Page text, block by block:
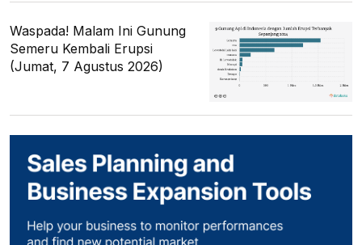
Waspada! Malam Ini Gunung
Semeru Kembali Erupsi
(Jumat, 7 Agustus 2026)